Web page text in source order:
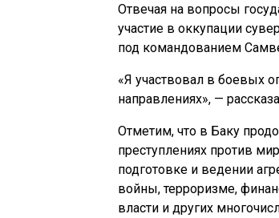
Отвечая на вопросы
участие в оккупации
под командованием
«Я участвовал в боевых
направлениях», —
Отметим, что в Баку
преступлениях против
подготовке и ведении
войны, терроризме,
власти и других